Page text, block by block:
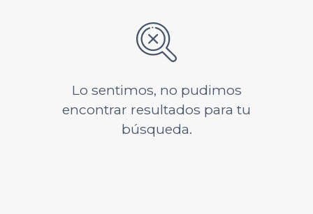
Lo sentimos, no pudimos
encontrar resultados para tu
búsqueda.